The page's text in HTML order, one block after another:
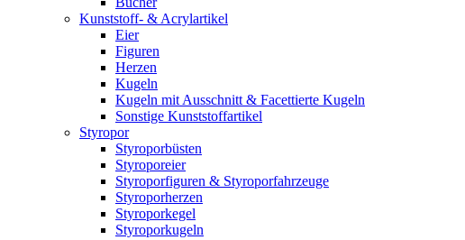
Kunststoff- & Acrylartikel
Eier
Figuren
Herzen
Kugeln
Kugeln mit Ausschnitt & Facettierte Kugeln
Sonstige Kunststoffartikel
Styropor
Styroporbüsten
Styroporeier
Styroporfiguren & Styroporfahrzeuge
Styroporherzen
Styroporkegel
Styroporkugeln